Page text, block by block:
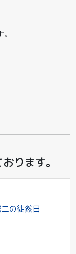
ります。
の徒然日